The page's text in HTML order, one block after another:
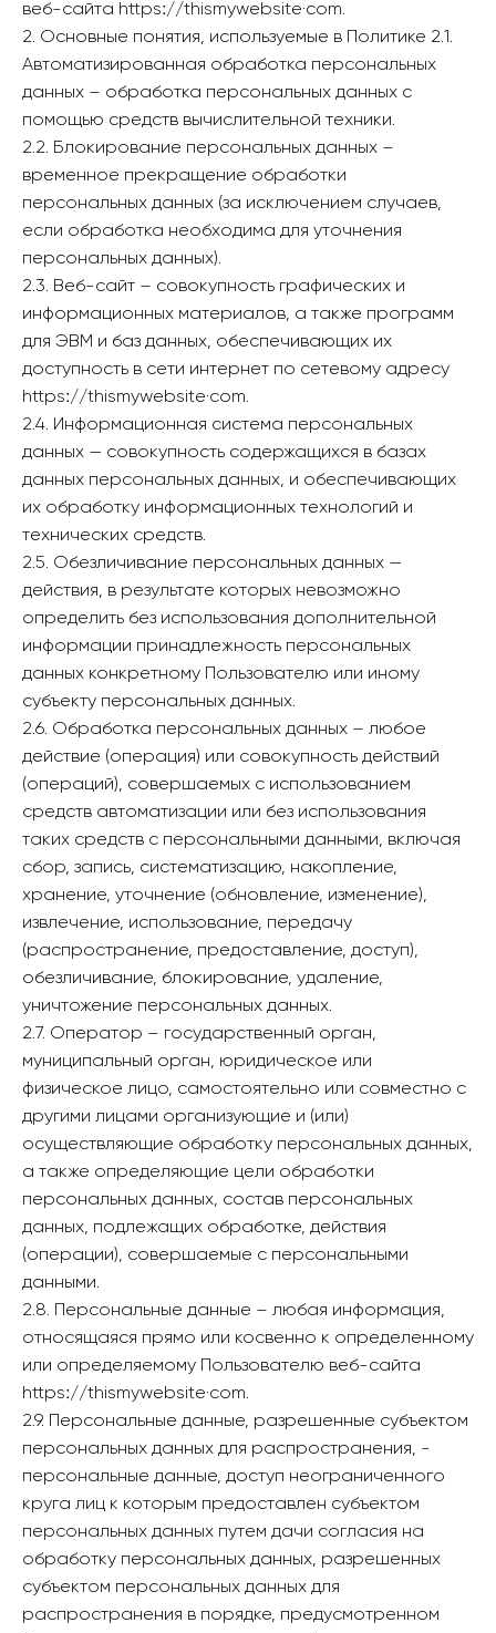
веб-сайта httpsː//thismywebsite·com.
2. Основные понятия, используемые в Политике 2.1.
Автоматизированная обработка персональных
данных – обработка персональных данных с
помощью средств вычислительной техники.
2.2. Блокирование персональных данных –
временное прекращение обработки
персональных данных (за исключением случаев,
если обработка необходима для уточнения
персональных данных).
2.3. Веб-сайт – совокупность графических и
информационных материалов, а также программ
для ЭВМ и баз данных, обеспечивающих их
доступность в сети интернет по сетевому адресу
httpsː//thismywebsite·com.
2.4. Информационная система персональных
данных — совокупность содержащихся в базах
данных персональных данных, и обеспечивающих
их обработку информационных технологий и
технических средств.
2.5. Обезличивание персональных данных —
действия, в результате которых невозможно
определить без использования дополнительной
информации принадлежность персональных
данных конкретному Пользователю или иному
субъекту персональных данных.
2.6. Обработка персональных данных – любое
действие (операция) или совокупность действий
(операций), совершаемых с использованием
средств автоматизации или без использования
таких средств с персональными данными, включая
сбор, запись, систематизацию, накопление,
хранение, уточнение (обновление, изменение),
извлечение, использование, передачу
(распространение, предоставление, доступ),
обезличивание, блокирование, удаление,
уничтожение персональных данных.
2.7. Оператор – государственный орган,
муниципальный орган, юридическое или
физическое лицо, самостоятельно или совместно с
другими лицами организующие и (или)
осуществляющие обработку персональных данных,
а также определяющие цели обработки
персональных данных, состав персональных
данных, подлежащих обработке, действия
(операции), совершаемые с персональными
данными.
2.8. Персональные данные – любая информация,
относящаяся прямо или косвенно к определенному
или определяемому Пользователю веб-сайта
httpsː//thismywebsite·com.
2.9. Персональные данные, разрешенные субъектом
персональных данных для распространения, -
персональные данные, доступ неограниченного
круга лиц к которым предоставлен субъектом
персональных данных путем дачи согласия на
обработку персональных данных, разрешенных
субъектом персональных данных для
распространения в порядке, предусмотренном